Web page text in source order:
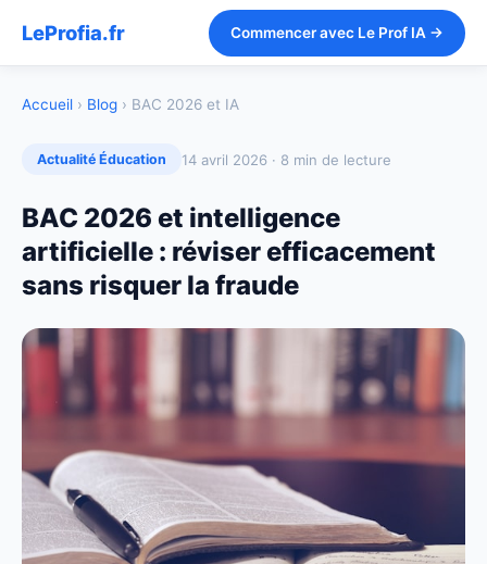
LeProfia.fr Commencer avec Le Prof IA →
Accueil › Blog › BAC 2026 et IA
Actualité Éducation 14 avril 2026 · 8 min de lecture
BAC 2026 et intelligence
artificielle : réviser efficacement
sans risquer la fraude